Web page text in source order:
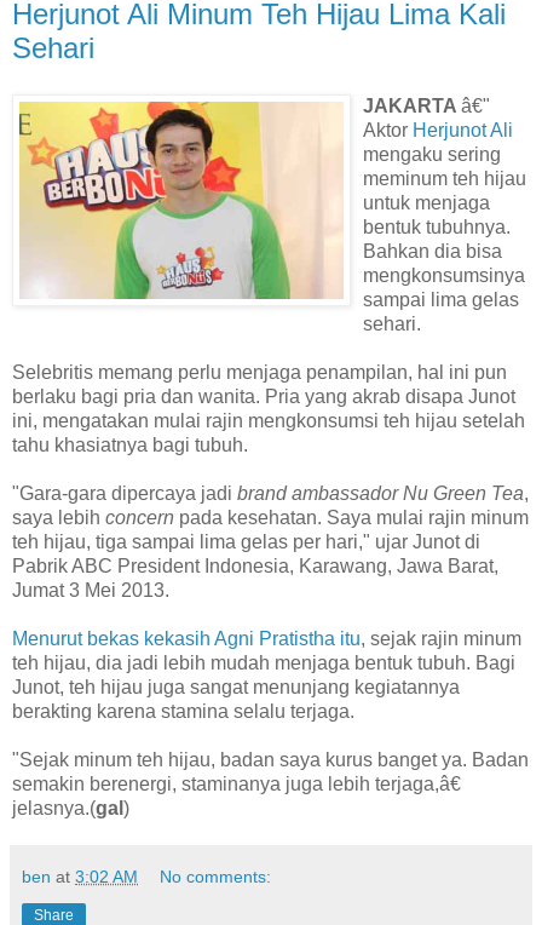
Herjunot Ali Minum Teh Hijau Lima Kali
Sehari
JAKARTA â€"
Aktor Herjunot Ali
mengaku sering
meminum teh hijau
untuk menjaga
bentuk tubuhnya.
Bahkan dia bisa
mengkonsumsinya
sampai lima gelas
sehari.
Selebritis memang perlu menjaga penampilan, hal ini pun
berlaku bagi pria dan wanita. Pria yang akrab disapa Junot
ini, mengatakan mulai rajin mengkonsumsi teh hijau setelah
tahu khasiatnya bagi tubuh.
"Gara-gara dipercaya jadi brand ambassador Nu Green Tea,
saya lebih concern pada kesehatan. Saya mulai rajin minum
teh hijau, tiga sampai lima gelas per hari," ujar Junot di
Pabrik ABC President Indonesia, Karawang, Jawa Barat,
Jumat 3 Mei 2013.
Menurut bekas kekasih Agni Pratistha itu, sejak rajin minum
teh hijau, dia jadi lebih mudah menjaga bentuk tubuh. Bagi
Junot, teh hijau juga sangat menunjang kegiatannya
berakting karena stamina selalu terjaga.
"Sejak minum teh hijau, badan saya kurus banget ya. Badan
semakin berenergi, staminanya juga lebih terjaga,â€
jelasnya.(gal )
ben at 3:02 AM No comments:
Share